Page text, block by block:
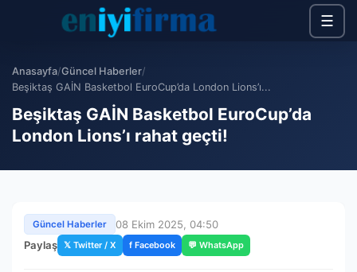
☰
Anasayfa/Güncel Haberler/
Beşiktaş GAİN Basketbol EuroCup’da London Lions’ı...
Beşiktaş GAİN Basketbol EuroCup’da
London Lions’ı rahat geçti!
Güncel Haberler
08 Ekim 2025, 04:50
Paylaş 𝕏 Twitter / X f Facebook 💬 WhatsApp